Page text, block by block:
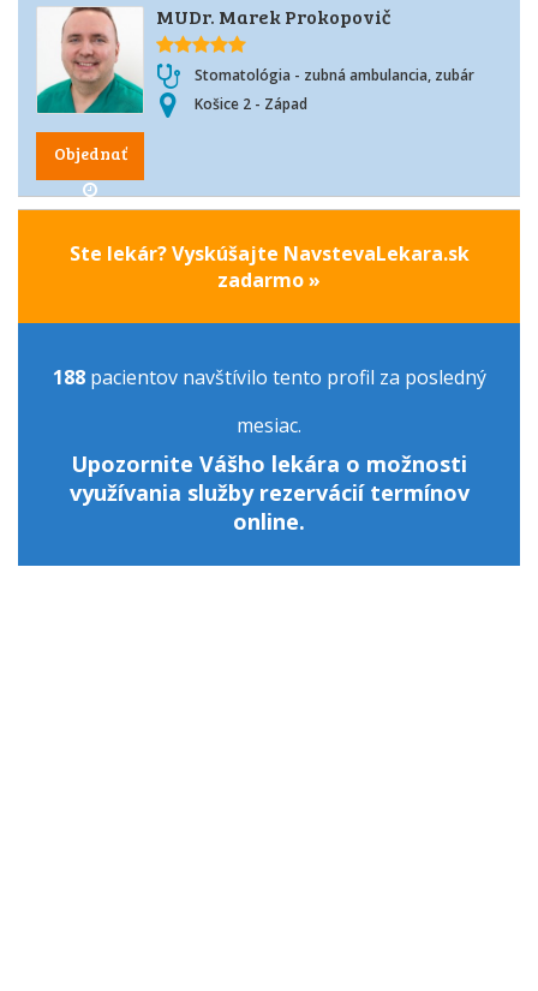
Objednať
MUDr. Marek Prokopovič
Stomatológia - zubná ambulancia, zubár
Košice 2 - Západ
Ste lekár? Vyskúšajte NavstevaLekara.sk
zadarmo »
188pacientov navštívilo tento profil za posledný
mesiac.
Upozornite Vášho lekára o možnosti
využívania služby rezervácií termínov
online.